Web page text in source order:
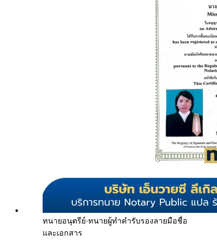
ทนายอนุตรีย์·ทนายผู้ทำคำรับรองลายมือชื่อ
และเอกสาร